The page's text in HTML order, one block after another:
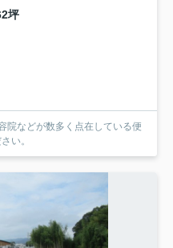
坪
院などが数多く点在している便
い。